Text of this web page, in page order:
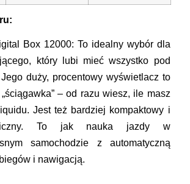
Box 12000: To idealny wybór dla
który lubi mieć wszystko pod
Jegoduży, procentowy wyświetlacz to
– od razu wiesz, ile masz
Jest też bardziej kompaktowy i
To jak nauka jazdy w
samochodzie z automatyczną
i nawigacją.